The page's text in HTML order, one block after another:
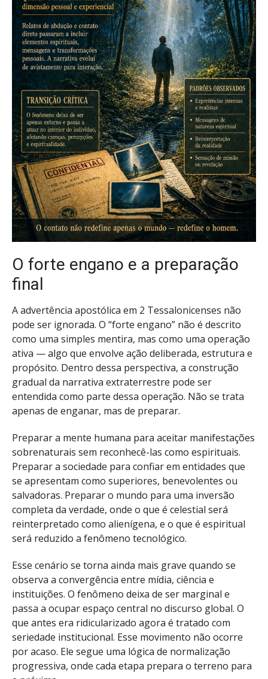
O forte engano e a preparação
final
A advertência apostólica em 2 Tessalonicenses não
pode ser ignorada. O “forte engano” não é descrito
como uma simples mentira, mas como uma operação
ativa — algo que envolve ação deliberada, estrutura e
propósito. Dentro dessa perspectiva, a construção
gradual da narrativa extraterrestre pode ser
entendida como parte dessa operação. Não se trata
apenas de enganar, mas de preparar.
Preparar a mente humana para aceitar manifestações
sobrenaturais sem reconhecê-las como espirituais.
Preparar a sociedade para confiar em entidades que
se apresentam como superiores, benevolentes ou
salvadoras. Preparar o mundo para uma inversão
completa da verdade, onde o que é celestial será
reinterpretado como alienígena, e o que é espiritual
será reduzido a fenômeno tecnológico.
Esse cenário se torna ainda mais grave quando se
observa a convergência entre mídia, ciência e
instituições. O fenômeno deixa de ser marginal e
passa a ocupar espaço central no discurso global. O
que antes era ridicularizado agora é tratado com
seriedade institucional. Esse movimento não ocorre
por acaso. Ele segue uma lógica de normalização
progressiva, onde cada etapa prepara o terreno para